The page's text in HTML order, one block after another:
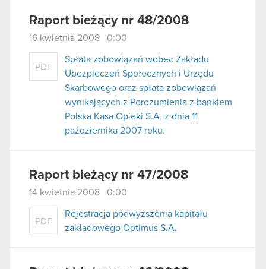
Raport bieżący nr 48/2008
16 kwietnia 2008 0:00
PDF
Spłata zobowiązań wobec Zakładu
Ubezpieczeń Społecznych i Urzędu
Skarbowego oraz spłata zobowiązań
wynikających z Porozumienia z bankiem
Polska Kasa Opieki S.A. z dnia 11
października 2007 roku.
Raport bieżący nr 47/2008
14 kwietnia 2008 0:00
PDF
Rejestracja podwyższenia kapitału
zakładowego Optimus S.A.